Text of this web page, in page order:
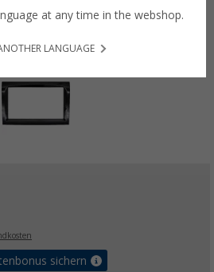
sichern
at any time in the webshop.
LANGUAGE